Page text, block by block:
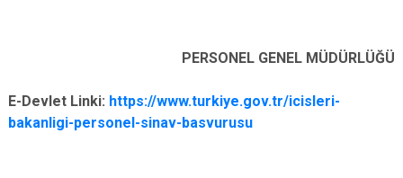
PERSONEL GENEL MÜDÜRLÜĞÜ
E-Devlet Linki: https://www.turkiye.gov.tr/icisleri-
bakanligi-personel-sinav-basvurusu